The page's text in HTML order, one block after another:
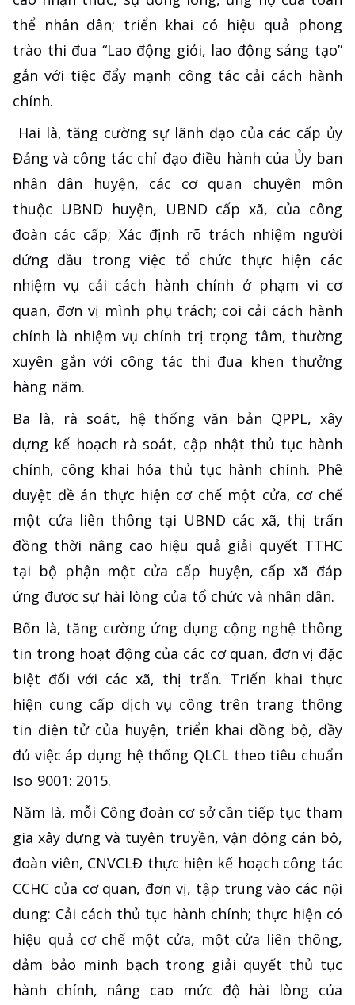
thể nhân dân; triển khai có hiệu quả phong
trào thi đua “Lao động giỏi, lao động sáng tạo”
gắn với tiệc đẩy mạnh công tác cải cách hành
chính.
Hai là, tăng cường sự lãnh đạo của các cấp ủy
Đảng và công tác chỉ đạo điều hành của Ủy ban
nhân dân huyện, các cơ quan chuyên môn
thuộc UBND huyện, UBND cấp xã, của công
đoàn các cấp; Xác định rõ trách nhiệm người
đứng đầu trong việc tổ chức thực hiện các
nhiệm vụ cải cách hành chính ở phạm vi cơ
quan, đơn vị mình phụ trách; coi cải cách hành
chính là nhiệm vụ chính trị trọng tâm, thường
xuyên gắn với công tác thi đua khen thưởng
hàng năm.
Ba là, rà soát, hệ thống văn bản QPPL, xây
dựng kế hoạch rà soát, cập nhật thủ tục hành
chính, công khai hóa thủ tục hành chính. Phê
duyệt đề án thực hiện cơ chế một cửa, cơ chế
một cửa liên thông tại UBND các xã, thị trấn
đồng thời nâng cao hiệu quả giải quyết TTHC
tại bộ phận một cửa cấp huyện, cấp xã đáp
ứng được sự hài lòng của tổ chức và nhân dân.
Bốn là, tăng cường ứng dụng cộng nghệ thông
tin trong hoạt động của các cơ quan, đơn vị đặc
biệt đối với các xã, thị trấn. Triển khai thực
hiện cung cấp dịch vụ công trên trang thông
tin điện tử của huyện, triển khai đồng bộ, đầy
đủ việc áp dụng hệ thống QLCL theo tiêu chuẩn
Iso 9001: 2015.
Năm là, mỗi Công đoàn cơ sở cần tiếp tục tham
gia xây dựng và tuyên truyền, vận động cán bộ,
đoàn viên, CNVCLĐ thực hiện kế hoạch công tác
CCHC của cơ quan, đơn vị, tập trung vào các nội
dung: Cải cách thủ tục hành chính; thực hiện có
hiệu quả cơ chế một cửa, một cửa liên thông,
đảm bảo minh bạch trong giải quyết thủ tục
hành chính, nâng cao mức độ hài lòng của